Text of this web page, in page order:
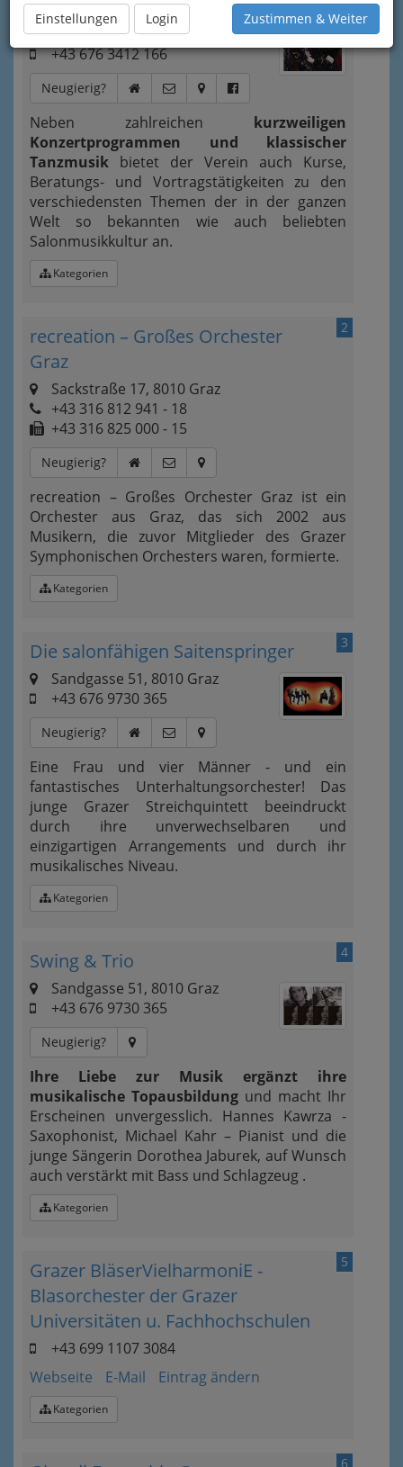
Einstellungen Login Zustimmen & Weiter
Frankensteingasse 7, 8047
Graz
+43 676 3412 166
Neugierig?
Neben zahlreichen kurzweiligen
Konzertprogrammen und klassischer
Tanzmusik bietet der Verein auch Kurse,
Beratungs- und Vortragstätigkeiten zu den
verschiedensten Themen der in der ganzen
Welt so bekannten wie auch beliebten
Salonmusikkultur an.
Kategorien
2
recreation – Großes Orchester
Graz
Sackstraße 17, 8010 Graz
+43 316 812 941 - 18
+43 316 825 000 - 15
Neugierig?
recreation – Großes Orchester Graz ist ein
Orchester aus Graz, das sich 2002 aus
Musikern, die zuvor Mitglieder des Grazer
Symphonischen Orchesters waren, formierte.
Kategorien
3
Die salonfähigen Saitenspringer
Sandgasse 51, 8010 Graz
+43 676 9730 365
Neugierig?
Eine Frau und vier Männer - und ein
fantastisches Unterhaltungsorchester! Das
junge Grazer Streichquintett beeindruckt
durch ihre unverwechselbaren und
einzigartigen Arrangements und durch ihr
musikalisches Niveau.
Kategorien
4
Swing & Trio
Sandgasse 51, 8010 Graz
+43 676 9730 365
Neugierig?
Ihre Liebe zur Musik ergänzt ihre
musikalische Topausbildung und macht Ihr
Erscheinen unvergesslich. Hannes Kawrza -
Saxophonist, Michael Kahr – Pianist und die
junge Sängerin Dorothea Jaburek, auf Wunsch
auch verstärkt mit Bass und Schlagzeug .
Kategorien
5
Grazer BläserVielharmoniE -
Blasorchester der Grazer
Universitäten u. Fachhochschulen
+43 699 1107 3084
Webseite
E-Mail Eintrag ändern
Kategorien
6